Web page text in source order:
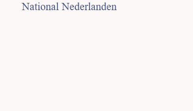
National Nederlanden